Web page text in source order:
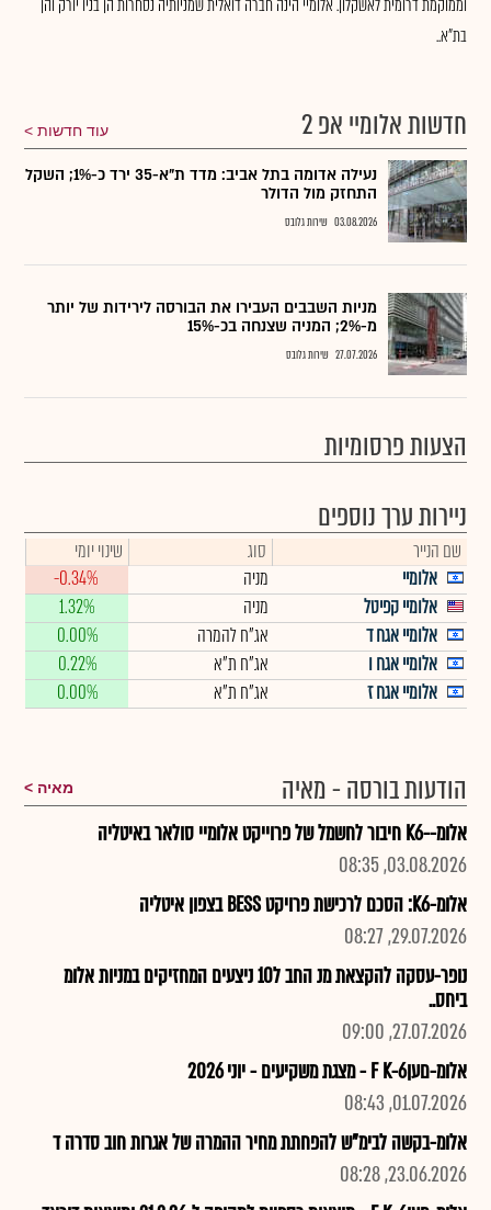
בת"א..
חדשות אלומיי אפ 2 עוד חדשות
נעילה אדומה בתל אביב: מדד ת"א-35 ירד כ-1%; השקל
התחזק מול הדולר
03.08.2026 שירות גלובס
מניות השבבים העבירו את הבורסה לירידות של יותר
מ-2%; המניה שצנחה בכ-15%
27.07.2026 שירות גלובס
הצעות פרסומיות
ניירות ערך נוספים
שם הנייר סוג
שינוי יומי
אלומיי
מניה
-0.34%
אלומיי קפיטל
מניה
1.32%
אלומיי אגח ד
אג"ח להמרה
0.00%
אלומיי אגח ו
אג"ח ת"א
0.22%
אלומיי אגח ז
אג"ח ת"א 0.00%
הודעות בורסה - מאיה מאיה
אלומ--K6 חיבור לחשמל של פרוייקט אלומיי סולאר באיטליה
03.08.2026, 08:35
אלומ-K6: הסכם לרכישת פרויקט BESS בצפון איטליה
29.07.2026, 08:27
נופר-עסקה להקצאת מנ החב ל10 ניצעים המחזיקים במניות אלומ
ביחס..
27.07.2026, 09:00
אלומ-םעןF K-6 - מצגת משקיעים - יוני 2026
01.07.2026, 08:43
אלומ-בקשה לבימ"ש להפחתת מחיר ההמרה של אגרות חוב סדרה ד
23.06.2026, 08:28